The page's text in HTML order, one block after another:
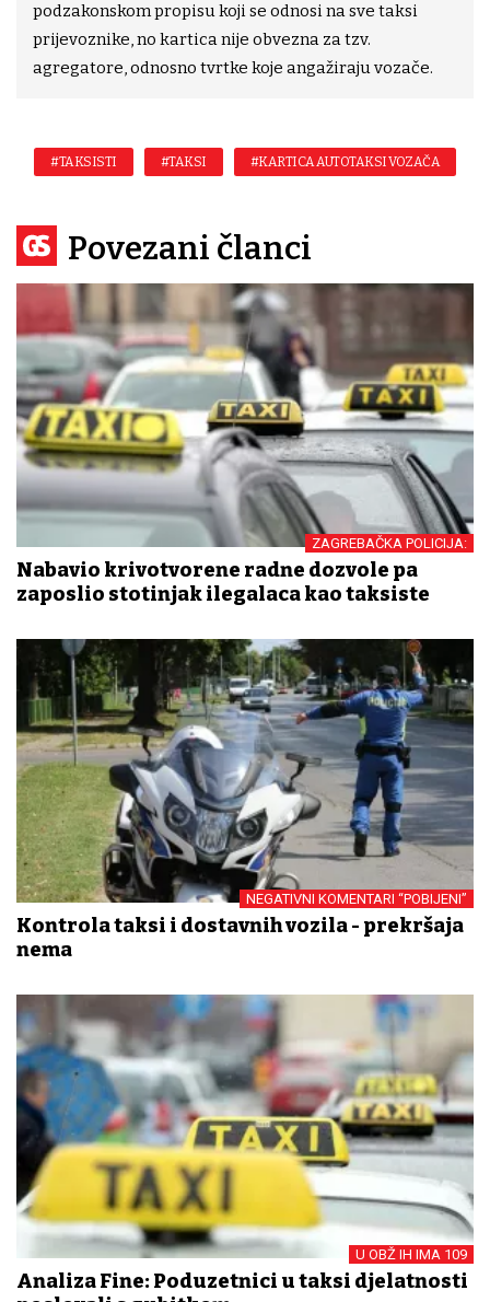
podzakonskom propisu koji se odnosi na sve taksi
prijevoznike, no kartica nije obvezna za tzv.
agregatore, odnosno tvrtke koje angažiraju vozače.
#TAKSISTI #TAKSI #KARTICA AUTOTAKSI VOZAČA
Povezani članci
ZAGREBAČKA POLICIJA:
Nabavio krivotvorene radne dozvole pa
zaposlio stotinjak ilegalaca kao taksiste
NEGATIVNI KOMENTARI “POBIJENI”
Kontrola taksi i dostavnih vozila - prekršaja
nema
U OBŽ IH IMA 109
Analiza Fine: Poduzetnici u taksi djelatnosti